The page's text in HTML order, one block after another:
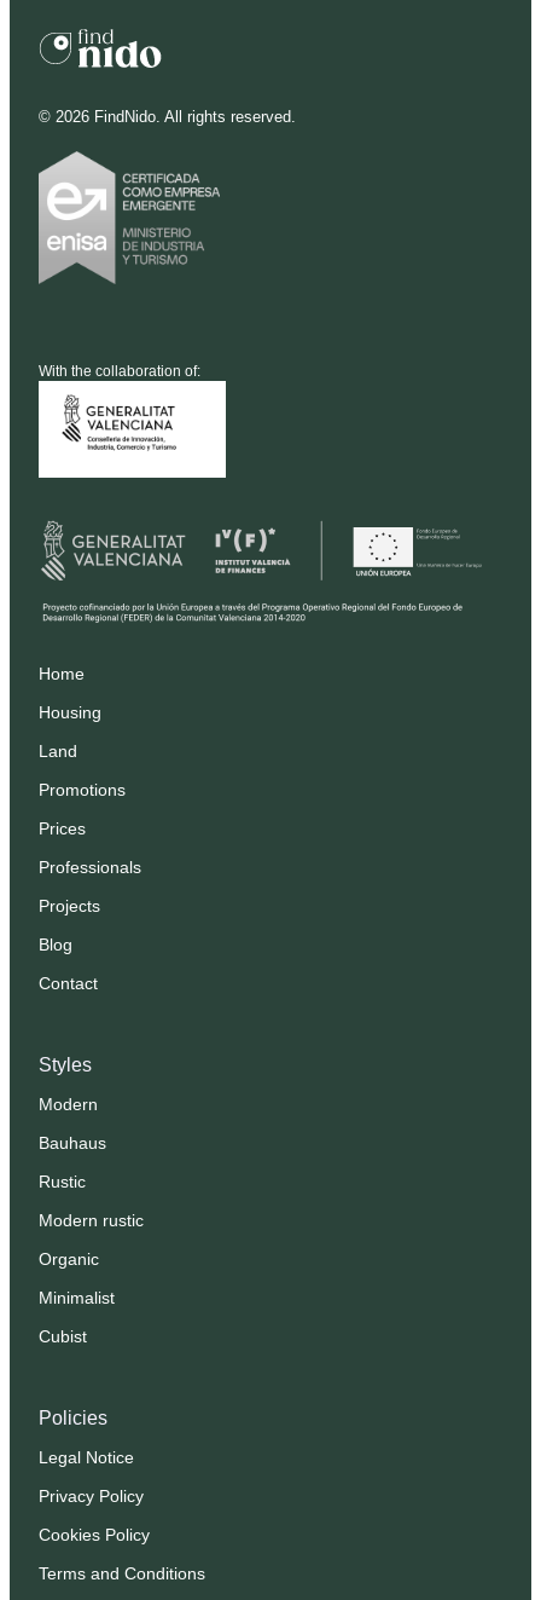
© 2026 FindNido. All rights reserved.
With the collaboration of:
Styles
Modern
Bauhaus
Rustic
Modern rustic
Organic
Minimalist
Cubist
Policies
Legal Notice
Privacy Policy
Cookies Policy
Terms and Conditions
Home
Housing
Land
Promotions
Prices
Professionals
Projects
Blog
Contact